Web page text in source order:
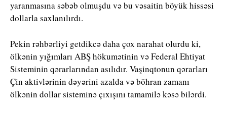
yaranmasına səbəb olmuşdu və bu vəsaitin böyük hissəsi
dollarla saxlanılırdı.
Pekin rəhbərliyi getdikcə daha çox narahat olurdu ki,
ölkənin yığımları ABŞ hökumətinin və Federal Ehtiyat
Sisteminin qərarlarından asılıdır. Vaşinqtonun qərarları
Çin aktivlərinin dəyərini azalda və böhran zamanı
ölkənin dollar sisteminə çıxışını tamamilə kəsə bilərdi.